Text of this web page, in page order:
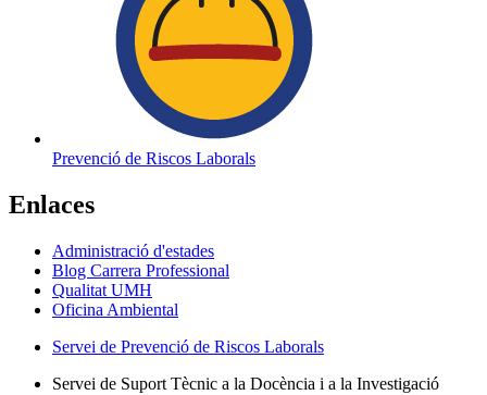
Prevenció de Riscos Laborals
Enlaces
Administració d'estades
Blog Carrera Professional
Qualitat UMH
Oficina Ambiental
Servei de Prevenció de Riscos Laborals
Servei de Suport Tècnic a la Docència i a la Investigació